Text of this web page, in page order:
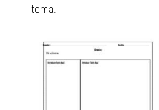
tema.